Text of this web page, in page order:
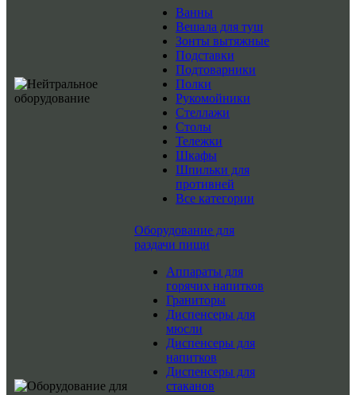
Ванны
Вешала для туш
Зонты вытяжные
Подставки
Подтоварники
Полки
Рукомойники
Стеллажи
Столы
Тележки
Шкафы
Шпильки для
противней
Все категории
Оборудование для
раздачи пищи
Аппараты для
горячих напитков
Граниторы
Диспенсеры для
мюсли
Диспенсеры для
напитков
Диспенсеры для
стаканов